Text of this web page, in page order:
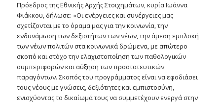
Πρόεδρος της Εθνικής Αρχής Στοιχημάτων, κυρία Ιωάννα
Φιάκκου, δήλωσε: «Οι ενέργειες και συνέργειες μας
σχετίζονται με το όραμα μας για την κοινωνία, την
ενδυνάμωση των δεξιοτήτων των νέων, την άμεση εμπλοκή
των νέων πολιτών στα κοινωνικά δρώμενα, με απώτερο
σκοπό και στόχο την ελαχιστοποίηση των παθολογικών
συμπεριφορών και αύξηση των προστατευτικών
παραγόντων. Σκοπός του προγράμματος είναι να εφοδιάσει
τους νέους με γνώσεις, δεξιότητες και εμπιστοσύνη,
ενισχύοντας το δικαίωμά τους να συμμετέχουν ενεργά στην